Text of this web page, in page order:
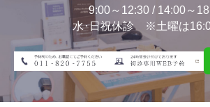
9:00～12:30 / 14:00～
水･日祝休診 ※土曜は